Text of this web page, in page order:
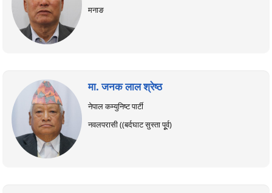
मनाङ
मा. जनक लाल श्रेष्ठ
नेपाल कम्युनिष्ट पार्टी
नवलपरासी ((बर्दघाट सुस्ता पूूर्व)